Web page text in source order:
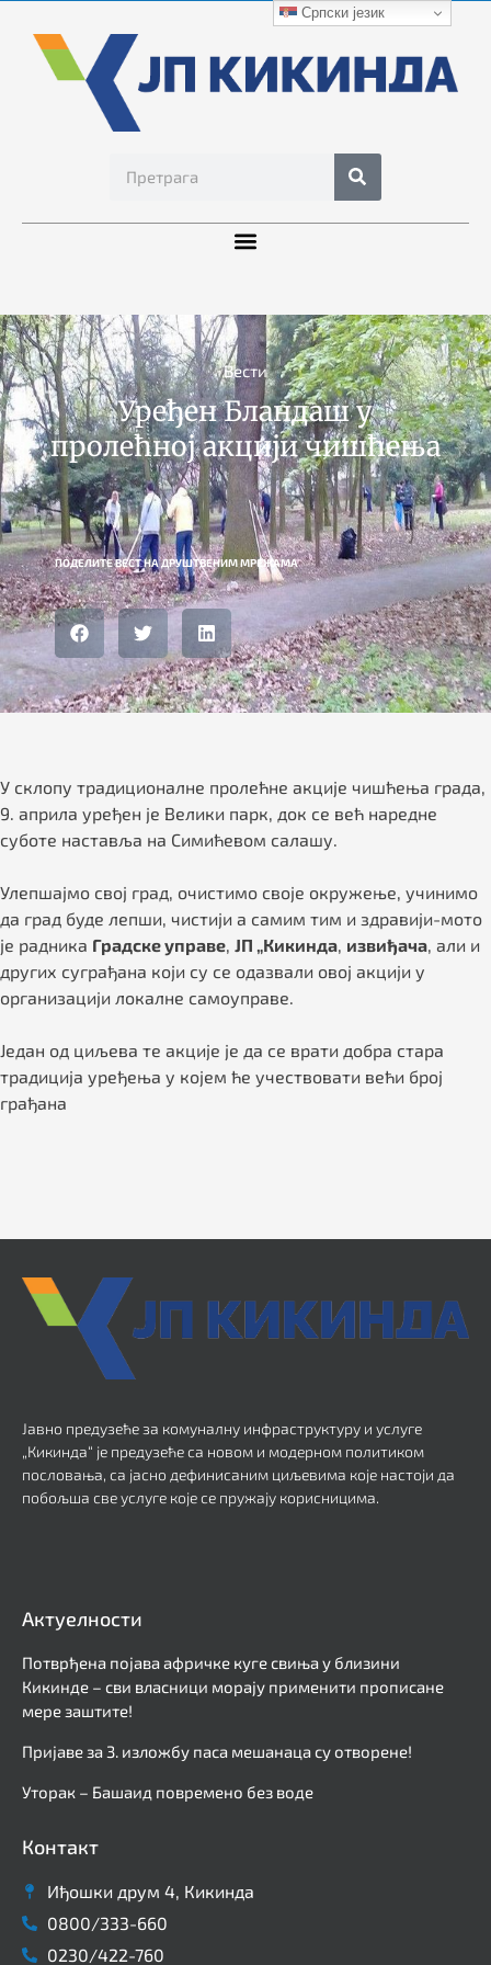
Вести
Уређен Бландаш у
пролећној акцији чишћења
ПОДЕЛИТЕ ВЕСТ НА ДРУШТВЕНИМ МРЕЖАМА
У склопу традиционалне пролећне акције чишћења града,
9. априла уређен је Велики парк, док се већ наредне
суботе наставља на Симићевом салашу.
Улепшајмо свој град, очистимо своје окружење, учинимо
да град буде лепши, чистији а самим тим и здравији-мото
је радника Градске управе ЈП „Кикинда извиђача , али и
других суграђана који су се одазвали овој акцији у
организацији локалне самоуправе.
Један од циљева те акције је да се врати добра стара
традиција уређења у којем ће учествовати већи број
грађана
Јавно предузеће за комуналну инфраструктуру и услуге
„Кикинда“ је предузеће са новом и модерном политиком
пословања, са јасно дефинисаним циљевима које настоји да
побољша све услуге које се пружају корисницима.
Актуелности
Потврђена појава афричке куге свиња у близини
Кикинде – сви власници морају применити прописане
мере заштите!
Пријаве за 3. изложбу паса мешанаца су отворене!
Уторак – Башаид повремено без воде
Контакт
Иђошки друм 4, Кикинда
0800/333-660
0230/422-760
Српски језик